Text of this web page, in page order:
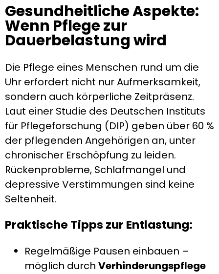
Gesundheitliche Aspekte:
Wenn Pflege zur
Dauerbelastung wird
Die Pflege eines Menschen rund um die
Uhr erfordert nicht nur Aufmerksamkeit,
sondern auch körperliche Zeitpräsenz.
Laut einer Studie des Deutschen Instituts
für Pflegeforschung (DIP) geben über 60 %
der pflegenden Angehörigen an, unter
chronischer Erschöpfung zu leiden.
Rückenprobleme, Schlafmangel und
depressive Verstimmungen sind keine
Seltenheit.
Praktische Tipps zur Entlastung:
Regelmäßige Pausen einbauen –
möglich durch Verhinderungspflege